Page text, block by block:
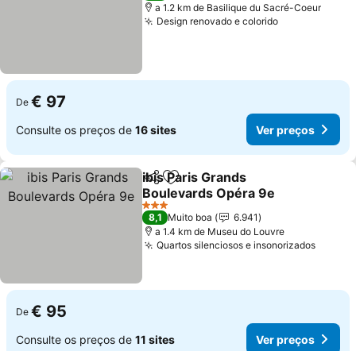
a 1.2 km de Basilique du Sacré-Coeur
Design renovado e coloridoVer preços
De € 97
Consulte os preços de 16 sites Ver preços
PartilharAdicionar aos favoritos
ibis Paris Grands
Boulevards Opéra 9e
Ver preços
3 Estrelas
8,1 Muito boa
6.941
a 1.4 km de Museu do Louvre
Quartos silenciosos e insonorizadosVer
De € 95
Consulte os preços de 11 sites Ver preços